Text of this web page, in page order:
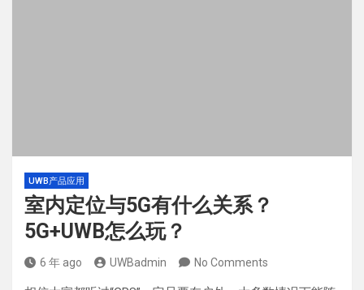
UWB产品应用
室内定位与5G有什么关系？
5G+UWB怎么玩？
6 年 ago UWBadmin No Comments